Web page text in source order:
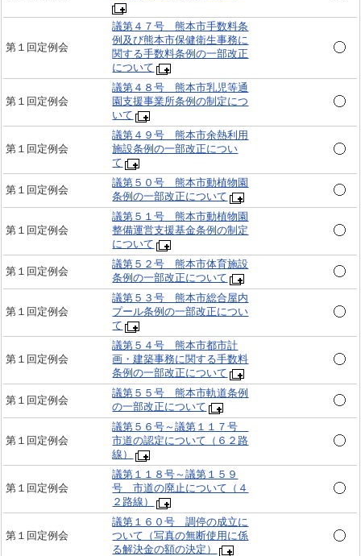
第１回定例会
議第４７号 熊本市手数料条
例及び熊本市保健衛生事務に
関する手数料条例の一部改正
について
第１回定例会
議第４８号 熊本市乳児等通
園支援事業所条例の制定につ
いて
第１回定例会
議第４９号 熊本市余熱利用
施設条例の一部改正につい
て
第１回定例会
議第５０号 熊本市動植物園
条例の一部改正について
第１回定例会
議第５１号 熊本市動植物園
整備運営支援基金条例の制定
について
第１回定例会
議第５２号 熊本市体育施設
条例の一部改正について
第１回定例会
議第５３号 熊本市総合屋内
プール条例の一部改正につい
て
第１回定例会
議第５４号 熊本市都市計
画・建築事務に関する手数料
条例の一部改正について
第１回定例会
議第５５号 熊本市軌道条例
の一部改正について
第１回定例会
議第５６号～議第１１７号
市道の認定について（６２路
線）
第１回定例会
議第１１８号～議第１５９
号 市道の廃止について（４
２路線）
第１回定例会
議第１６０号 調停の成立に
ついて（写真の無断使用に係
る解決金の額の決定）